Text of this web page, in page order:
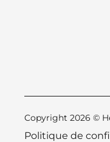
Copyright 2026 ©
Politique de